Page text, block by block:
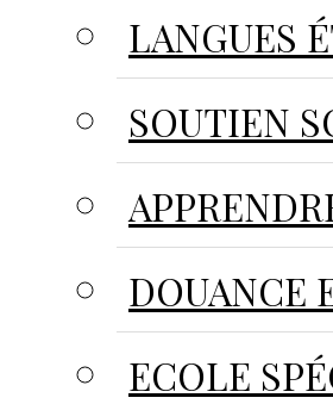
LANGUES
SOUTIEN
DOUANCE
ECOLE